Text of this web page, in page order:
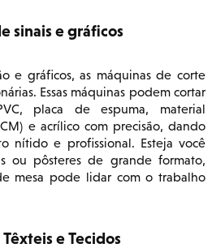
sinais e gráficos
e gráficos, as máquinas de corte
Essas máquinas podem cortar
placa de espuma, material
e acrílico com precisão, dando
nítido e profissional. Esteja você
ou pôsteres de grande formato,
mesa pode lidar com o trabalho
e Tecidos